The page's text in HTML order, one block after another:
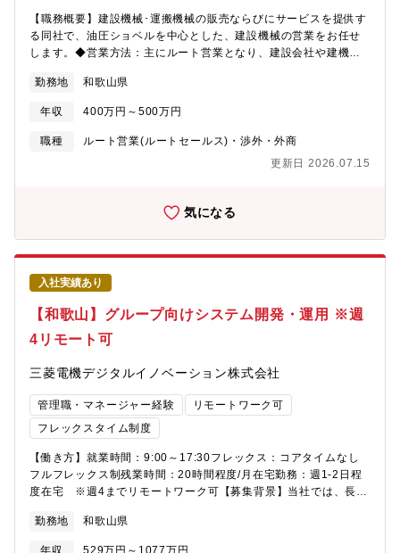
【職務概要】建設機械･運搬機械の販売ならびにサービスを提供す
る同社で、油圧ショベルを中心とした、建設機械の営業をお任せ
します。◆営業方法：主にルート営業となり、建設会社や建機の
す。◆顧客属性：既存のお客様が中心になる為、買い替えの提案
がメインとなります。他にも、新規のお客様への開拓営業や、販
売代理店のフォローを行います。◆予算：半期ごと予算が割り振
られます。個々人によって異なりますが概ね数十台を個人目標に
ホイールローダや用途別専用機（建物解体機、自動車解体機、資
す。また、現在はICT建機も販売しており、作業効率化や安全性向
上を実現しております。◇詳細URL：https://www.kobelco-
kenki.co.jp/products/#model◇ICT建機：https://www.kobelco-
kenki.co.jp/pickup/horunavi/◆出張：主に営業所所在県内を担当
いただきます。そのため頻度は年に数回程度であり、展示会など
のイベント時に出張となります。
勤務地 和歌山県
年収 400万円～500万円
職種
ルート営業(ルートセールス)・渉外・外商
更新日 2026.07.15
気になる
入社実績あり
【和歌山】グループ向けシステム開発・運用 ※週
4リモート可
三菱電機デジタルイノベーション株式会社
管理職・マネージャー経験
リモートワーク可
フレックスタイム制度
【働き方】就業時間：9:00～17:30フレックス：コアタイムなし
フルフレックス制残業時間：20時間程度/月在宅勤務：週1-2日程
度在宅 ※週4までリモートワーク可【募集背景】当社では、長年
えてきたメンバーのノウハウを受け継ぎつつ、次世代の体制強化
を図るため、新たな仲間をお迎えしたいと考えています。2026年
勤務地 和歌山県
年収 529万円～1077万円